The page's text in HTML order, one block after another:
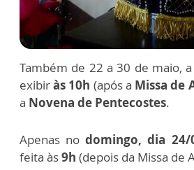
Também de 22 a 30 de maio,
exibiràs 10h (após a Missa de
a Novena de Pentecostes.
Apenas nodomingo, dia 24/
feita às9h (depois da Missa de